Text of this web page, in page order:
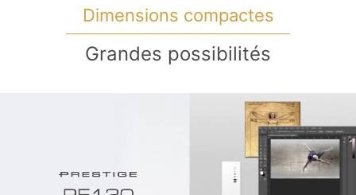
Dimensions compactes
Grandes possibilités